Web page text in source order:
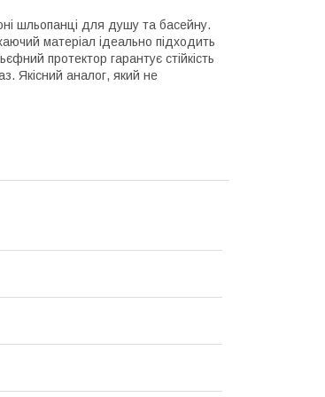
шльопанці для душу та басейну.
матеріал ідеально підходить
протектор гарантує стійкість
Якісний аналог, який не